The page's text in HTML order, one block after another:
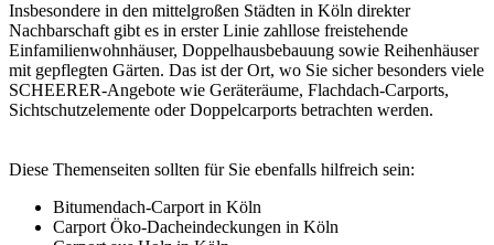
Insbesondere in den mittelgroßen Städten in Köln direkter
Nachbarschaft gibt es in erster Linie zahllose freistehende
Einfamilienwohnhäuser, Doppelhausbebauung sowie Reihenhäuser
mit gepflegten Gärten. Das ist der Ort, wo Sie sicher besonders viele
SCHEERER-Angebote wie Geräteräume, Flachdach-Carports,
Sichtschutzelemente oder Doppelcarports betrachten werden.
Diese Themenseiten sollten für Sie ebenfalls hilfreich sein:
Bitumendach-Carport in Köln
Carport Öko-Dacheindeckungen in Köln